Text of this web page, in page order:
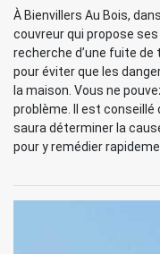
À Bienvillers Au Bois,
couvreur qui propose
recherche d’une fuite
pour éviter que les
la maison. Vous ne
problème. Il est conseillé
saura déterminer la
pour y remédier